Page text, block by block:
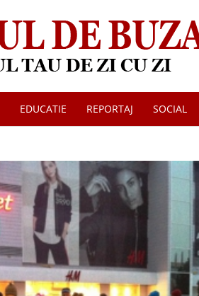
Jurnalul
de
EDUCATIE REPORTAJ SOCIAL